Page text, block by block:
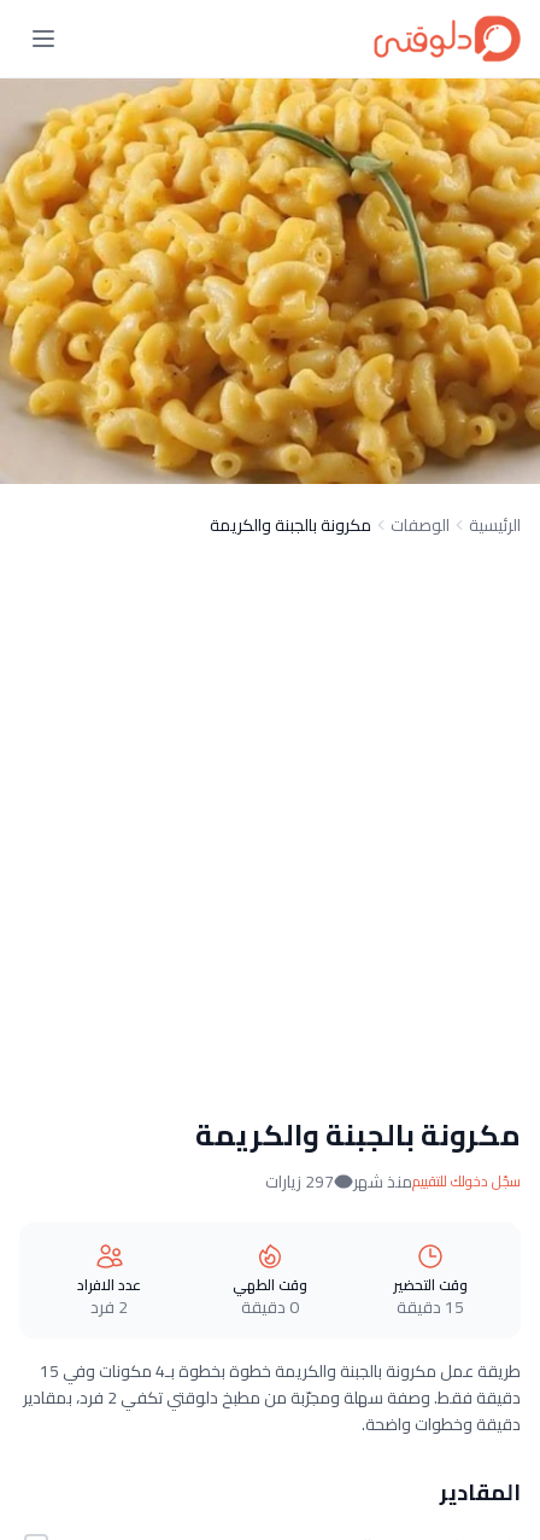
الرئيسية الوصفات مكرونة بالجبنة والكريمة
مكرونة بالجبنة والكريمة
سجّل دخولك للتقييممنذ شهر 297 زيارات
وقت التحضير
15 دقيقة
وقت الطهي
0 دقيقة
عدد الافراد
2 فرد
طريقة عمل مكرونة بالجبنة والكريمة خطوة بخطوة بـ4 مكونات وفي 15
دقيقة فقط. وصفة سهلة ومجرّبة من مطبخ دلوقتي تكفي 2 فرد، بمقادير
دقيقة وخطوات واضحة.
المقادير